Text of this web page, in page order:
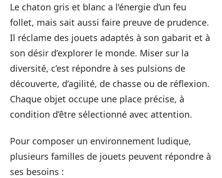
Le chaton gris et blanc a l’énergie d’un feu
follet, mais sait aussi faire preuve de prudence.
Il réclame des jouets adaptés à son gabarit et à
son désir d’explorer le monde. Miser sur la
diversité, c’est répondre à ses pulsions de
découverte, d’agilité, de chasse ou de réflexion.
Chaque objet occupe une place précise, à
condition d’être sélectionné avec attention.
Pour composer un environnement ludique,
plusieurs familles de jouets peuvent répondre à
ses besoins :